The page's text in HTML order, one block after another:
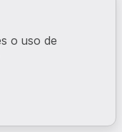
o uso de